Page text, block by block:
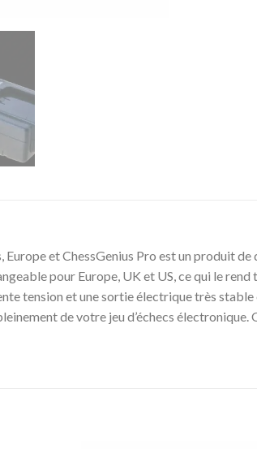
Europe et ChessGenius Pro est un produit
pour Europe, UK et US, ce qui le
tension et une sortie électrique très
de votre jeu d’échecs